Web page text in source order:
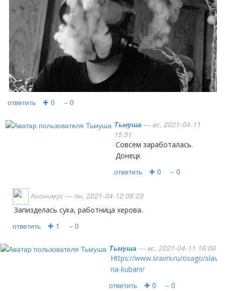
ответить ✚ 0 − 0
Тьмуша — вс, 2021-04-11
15:51
совсем заработалась.
Донецк
ответить ✚ 0 − 0
Анонимус — пн, 2021-04-12 08:23
Запизделась сука, работница херова.
ответить ✚ 1 − 0
Тьмуша — вс, 2021-04-11 16:06
https://www.sravni.ru/osago/slavjansk-
na-kubani/
ответить ✚ 0 − 0